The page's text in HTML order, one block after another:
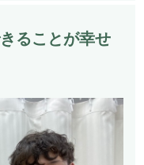
ることが幸せ